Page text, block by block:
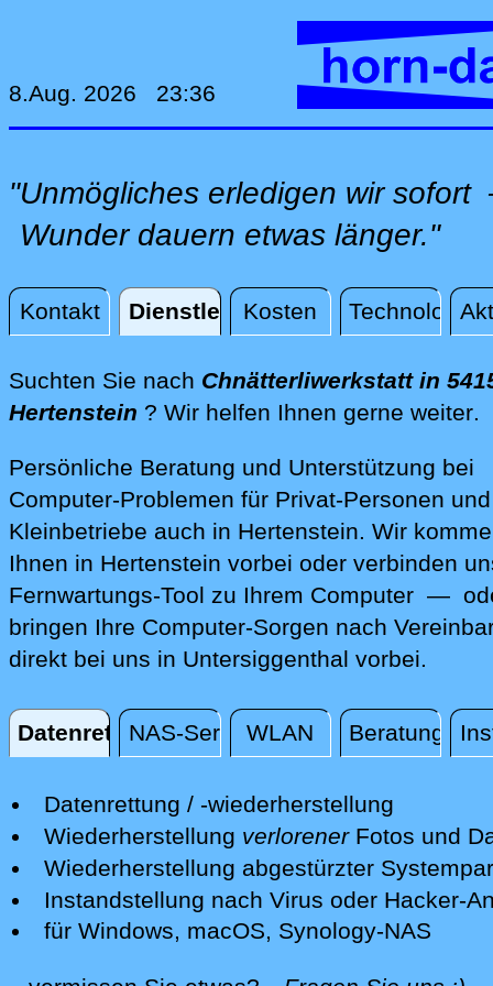
8.Aug. 2026 23:36
"Unmögliches erledigen wir
Wunder dauern etwas länger."
Kontakt Dienstleistungen
Kosten Technologie
Dienstleistungen
Suchten Sie nach Chnätterliwerkstatt in
Hertenstein ? Wir helfen Ihnen gerne weiter.
Persönliche Beratung und Unterstützung bei
Computer-Problemen für Privat-Personen und
Kleinbetriebe auch in Hertenstein. Wir
Ihnen in Hertenstein vorbei oder verbinden
Fernwartungs-Tool zu Ihrem Computer —
bringen Ihre Computer-Sorgen nach
direkt bei uns in Untersiggenthal vorbei.
DatenrettungNAS-ServerWLAN Beratung
Datenrettung
Datenrettung / -wiederherstellung
Wir retten Ihre verlorenen Daten mit
professionellen Mitteln.
Nach einer ersten kostenfreien
Schadens unterbreiten wir Ihnen ein
Wiederherstellung verlorenerFotos und
Nach einer erfolgreichen Datenrettung
wir Ihre Fotos und andere Dateien auf
neuen Datenträger bereit.
Wiederherstellung abgestürzter
Wir retten Systempartitionen und
System wieder bootfähig - soweit
Instandstellung nach Virus oder Hacker-
Wir isolieren die Gefahren und
für Windows, macOS, Synology-NAS